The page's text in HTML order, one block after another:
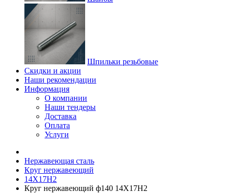
Шпильки резьбовые
Скидки и акции
Наши рекомендации
Информация
О компании
Наши тендеры
Доставка
Оплата
Услуги
Нержавеющая сталь
Круг нержавеющий
14Х17Н2
Круг нержавеющий ф140 14Х17Н2